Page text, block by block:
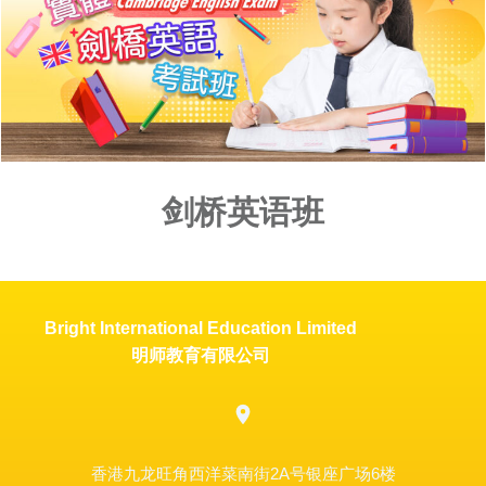
剑桥英语班
Bright International Education Limited
明师教育有限公司
香港九龙旺角西洋菜南街2A号银座广场6楼